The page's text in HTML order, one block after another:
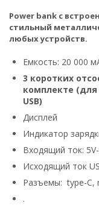
Power bank с
стильный
любых устройств.
Емкость: 20 000
3 коротких
комплекте
USB)
Дисплей
Индикатор
Входящий ток:
Исходящий ток
Разъемы: type-C,
.